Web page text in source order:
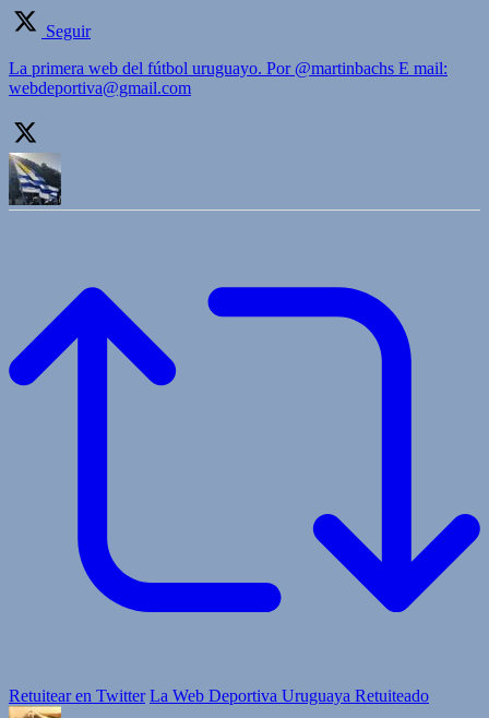
Seguir
La primera web del fútbol uruguayo. Por @martinbachs E mail:
webdeportiva@gmail.com
Retuitear en Twitter La Web Deportiva Uruguaya Retuiteado